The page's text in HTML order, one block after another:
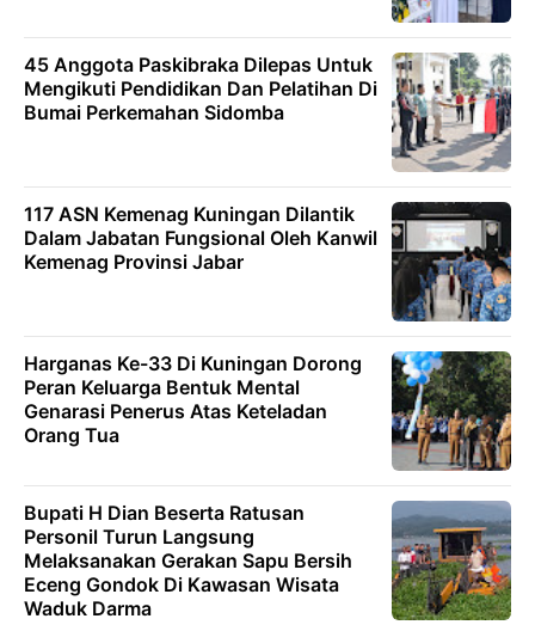
45 Anggota Paskibraka Dilepas Untuk
Mengikuti Pendidikan Dan Pelatihan Di
Bumai Perkemahan Sidomba
117 ASN Kemenag Kuningan Dilantik
Dalam Jabatan Fungsional Oleh Kanwil
Kemenag Provinsi Jabar
Harganas Ke-33 Di Kuningan Dorong
Peran Keluarga Bentuk Mental
Genarasi Penerus Atas Keteladan
Orang Tua
Bupati H Dian Beserta Ratusan
Personil Turun Langsung
Melaksanakan Gerakan Sapu Bersih
Eceng Gondok Di Kawasan Wisata
Waduk Darma